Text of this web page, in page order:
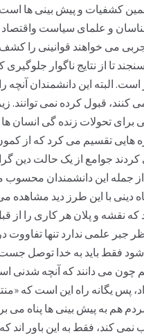
کشفیات و پیش بینی ها
و علمای سیاست واقتصاد و
می خواهند قوانینی را کشف
تا از نتایج ناگوار جلوگیری
البته این دانشمندان آنچه را
قبول کرده نمی توانند.
برای تحولات زنده گی
هایی تقسیم می کرد که از
جوامع از یک حالت دین
از جمله این دانشمندان
دینی با این طرز دید
که نقشه و پلان هر کاری را
جبر علمی ندارد تنها
فقط باید به خدا توصل جست
چون می دانند که آنچه
داد، پس یگانه راه این است
هم به پیش بینی ها پناه
کند، فقط به این باور اند